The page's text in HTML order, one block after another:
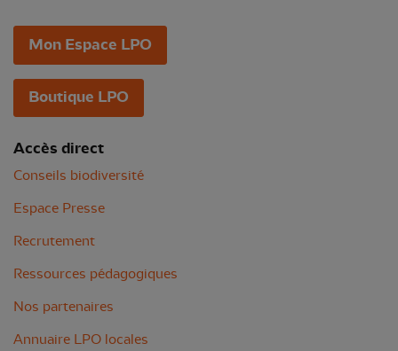
Mon Espace LPO
Boutique LPO
Accès direct
Conseils biodiversité
Espace Presse
Recrutement
Ressources pédagogiques
Nos partenaires
Annuaire LPO locales